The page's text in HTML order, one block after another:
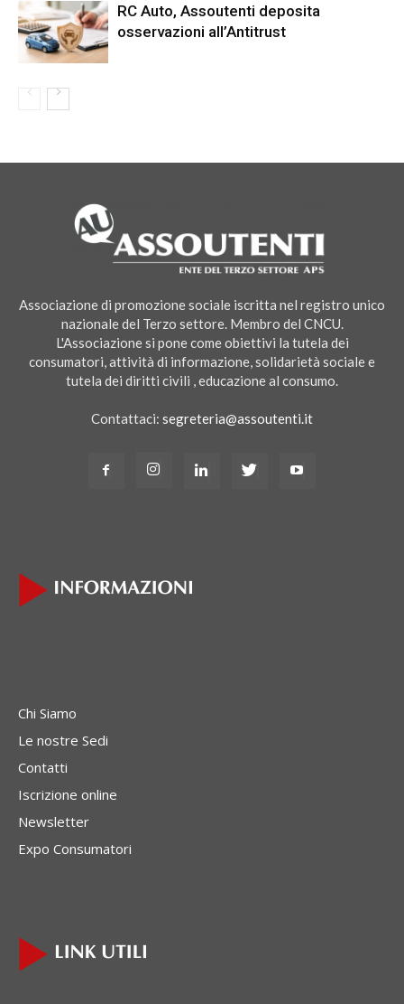
RC Auto, Assoutenti deposita
osservazioni all’Antitrust
Associazione di promozione sociale iscritta nel registro unico
nazionale del Terzo settore. Membro del CNCU.
L'Associazione si pone come obiettivi la tutela dei
consumatori, attività di informazione, solidarietà sociale e
tutela dei diritti civili , educazione al consumo.
Contattaci: segreteria@assoutenti.it
Chi Siamo
Le nostre Sedi
Contatti
Iscrizione online
Newsletter
Expo Consumatori